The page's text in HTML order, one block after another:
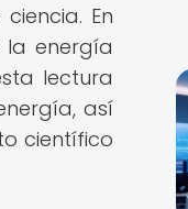
En
energía
lectura
así
científico